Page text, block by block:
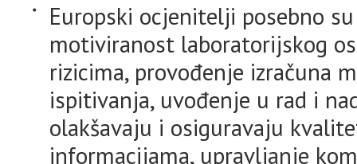
Europski ocjenitelji posebno
motiviranost laboratorijskog
rizicima, provođenje izračuna
ispitivanja, uvođenje u rad i
olakšavaju i osiguravaju
informacijama, upravljanje